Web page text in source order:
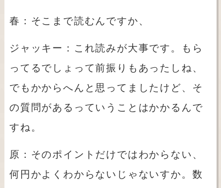
春：そこまで読むんですか、
ジャッキー：これ読みが大事です。もら
ってるでしょって前振りもあったしね、
でもかからへんと思ってましたけど、そ
の質問があるっていうことはかかるんで
すね。
原：そのポイントだけではわからない、
何円かよくわからないじゃないすか。数